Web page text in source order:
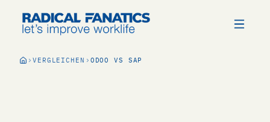
VERGLEICHEN ODOO VS SAP